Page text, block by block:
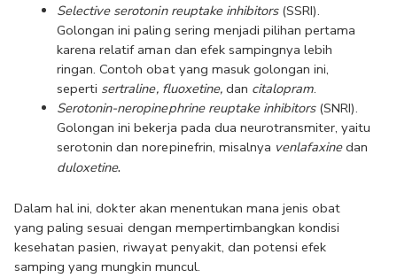
Selective serotonin reuptake inhibitors (SSRI).
Golongan ini paling sering menjadi pilihan pertama
karena relatif aman dan efek sampingnya lebih
ringan. Contoh obat yang masuk golongan ini,
seperti sertraline, fluoxetine, dan citalopram.
Serotonin-neropinephrine reuptake inhibitors (SNRI).
Golongan ini bekerja pada dua neurotransmiter, yaitu
serotonin dan norepinefrin, misalnya venlafaxine
duloxetine.
Dalam hal ini, dokter akan menentukan mana jenis obat
yang paling sesuai dengan mempertimbangkan kondisi
kesehatan pasien, riwayat penyakit, dan potensi efek
samping yang mungkin muncul.